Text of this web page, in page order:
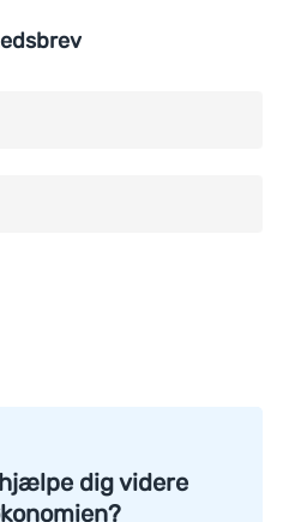
dig videre